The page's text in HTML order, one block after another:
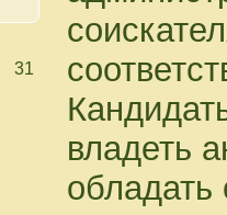
31
владеть